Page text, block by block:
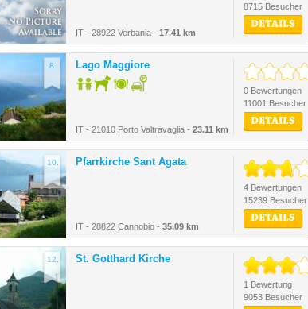
IT - 28922 Verbania - 17.41 km
8715 Besucher
DETAILS
8. Lago Maggiore
IT - 21010 Porto Valtravaglia - 23.11 km
0 Bewertungen
11001 Besucher
DETAILS
10. Pfarrkirche Sant Agata
IT - 28822 Cannobio - 35.09 km
4 Bewertungen
15239 Besucher
DETAILS
12. St. Gotthard Kirche
1 Bewertung
9053 Besucher